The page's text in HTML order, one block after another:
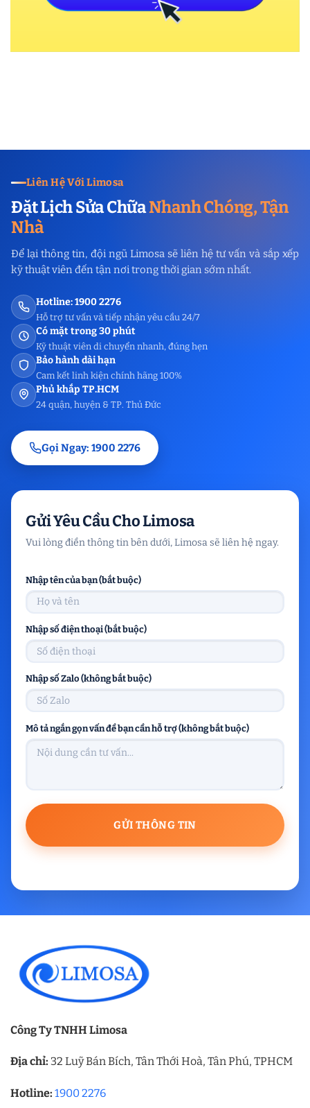
Liên Hệ Với Limosa
Đặt Lịch Sửa ChữaNhanh Chóng, Tận
Nhà
Để lại thông tin, đội ngũ Limosa sẽ liên hệ tư vấn và sắp xếp
kỹ thuật viên đến tận nơi trong thời gian sớm nhất.
Hotline: 1900 2276
Hỗ trợ tư vấn và tiếp nhận yêu cầu 24/7
Có mặt trong 30 phút
Kỹ thuật viên di chuyển nhanh, đúng hẹn
Bảo hành dài hạn
Cam kết linh kiện chính hãng 100%
Phủ khắp TP.HCM
24 quận, huyện & TP. Thủ Đức
Gọi Ngay: 1900 2276
Gửi Yêu Cầu Cho Limosa
Vui lòng điền thông tin bên dưới, Limosa sẽ liên hệ ngay.
Nhập tên của bạn (bắt buộc)
Nhập số điện thoại (bắt buộc)
Nhập số Zalo (không bắt buộc)
Mô tả ngắn gọn vấn đề bạn cần hỗ trợ (không bắt buộc)
Công Ty TNHH Limosa
Địa chỉ: 32 Luỹ Bán Bích, Tân Thới Hoà, Tân Phú, TPHCM
Hotline: 1900 2276